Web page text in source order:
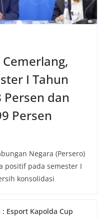
I Tahun
Persen dan
Persen
Negara (Persero)
positif pada semester I
konsolidasi
Esport Kapolda Cup